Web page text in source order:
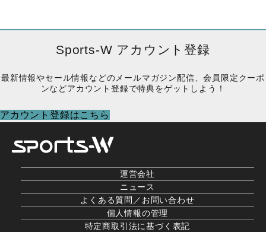
格
¥11,660
し
た。
価
は
で
す。
は
¥49,500
で
た。
格
は
¥19,030
す。
Sports-W アカウント登録
最新情報やセール情報などのメールマガジン配信、会員限定クーポ
ンなどアカウント登録で特典をゲットしよう！
アカウント登録はこちら
運営会社
ニュース
よくある質問／お問い合わせ
個人情報の管理
特定商取引法に基づく表記